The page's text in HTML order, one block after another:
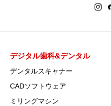
デジタル歯科&デンタル
デンタルスキャナー
CADソフトウェア
ミリングマシン